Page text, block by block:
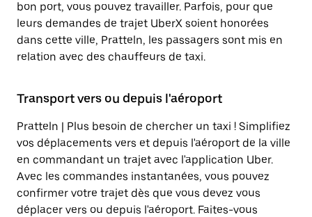
bon port, vous pouvez travailler. Parfois, pour que
leurs demandes de trajet UberX soient honorées
dans cette ville, Pratteln, les passagers sont mis en
relation avec des chauffeurs de taxi.
Transport vers ou depuis l'aéroport
Pratteln | Plus besoin de chercher un taxi ! Simplifiez
vos déplacements vers et depuis l'aéroport de la ville
en commandant un trajet avec l'application Uber.
Avec les commandes instantanées, vous pouvez
confirmer votre trajet dès que vous devez vous
déplacer vers ou depuis l'aéroport. Faites-vous